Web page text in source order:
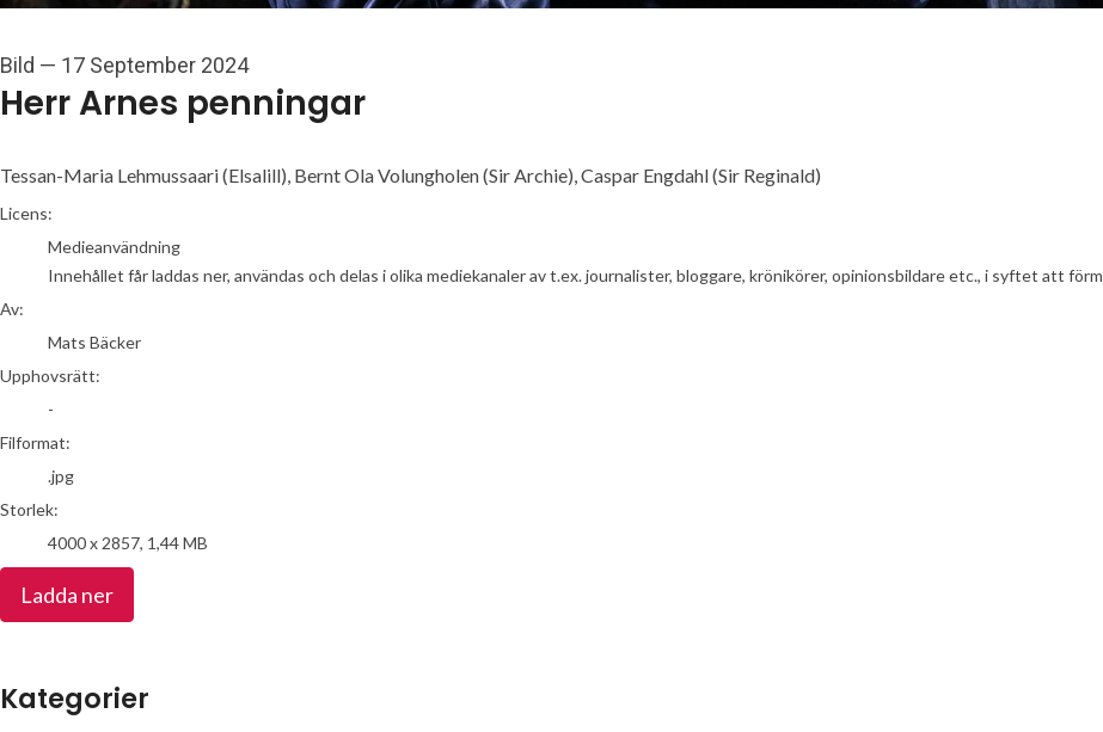
Bild — 17 September 2024
Herr Arnes penningar
Tessan-Maria Lehmussaari (Elsalill), Bernt Ola Volungholen (Sir Archie), Caspar Engdahl (Sir Reginald)
Mats Bäcker
Licens:
Medieanvändning
Innehållet får laddas ner, användas och delas i olika mediekanaler av t.ex. journalister, bloggare, krönikörer, opinionsbildare etc., i syftet att
Av:
Mats Bäcker
Upphovsrätt:
-
Filformat:
.jpg
Storlek:
4000 x 2857, 1,44 MB
Ladda ner
Kategorier